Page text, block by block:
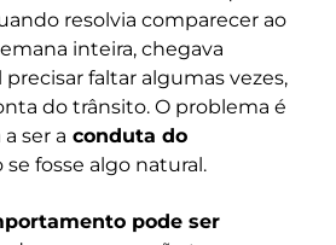
resolvia comparecer ao
inteira, chegava
precisar faltar algumas vezes,
do trânsito. O problema é
ser a conduta do
se fosse algo natural.
pode ser